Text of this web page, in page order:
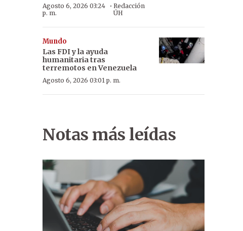
Agosto 6, 2026 03:24
p. m.
· Redacción
ÚH
Mundo
Las FDI y la ayuda
humanitaria tras
terremotos en Venezuela
Agosto 6, 2026 03:01 p. m.
Notas más leídas